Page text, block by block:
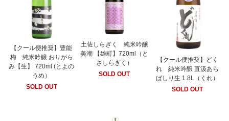
【クール便推奨】豊能
梅 純米吟醸 おりがら
み【生】 720ml (とよの
うめ）
SOLD OUT
土佐しらぎく 純米吟醸
美潮 【雄町】720ml（と
さしらぎく）
SOLD OUT
【クール便推奨】どく
れ 純米吟醸 直汲あら
ばしり生 1.8L（くれ）
SOLD OUT